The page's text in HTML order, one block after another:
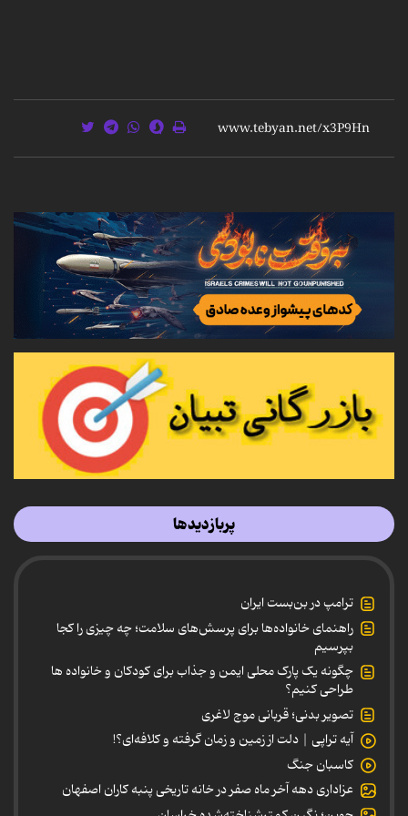
پربازدیدها
ترامپ در بن‌بست ایران
راهنمای خانواده‌ها برای پرسش‌های سلامت؛ چه چیزی را کجا
بپرسیم
چگونه یک پارک محلی ایمن و جذاب برای کودکان و خانواده ها
طراحی کنیم؟
تصویر بدنی؛ قربانی موج لاغری
آیه تراپی | دلت از زمین و زمان گرفته و کلافه‌ای؟!
کاسبان جنگ
عزاداری دهه آخر ماه صفر در خانه تاریخی پنبه کاران اصفهان